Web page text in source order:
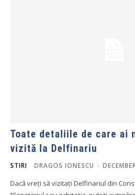
Toate detaliile de care ai
vizită la Delfinariu
STIRI DRAGOS IONESCU -
Dacă vreți să vizitați Delfinariul din